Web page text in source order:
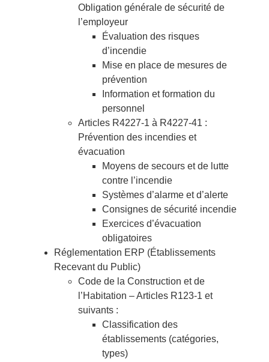
Obligation générale de sécurité de
l’employeur
Évaluation des risques
d’incendie
Mise en place de mesures de
prévention
Information et formation du
personnel
Articles R4227-1 à R4227-41 :
Prévention des incendies et
évacuation
Moyens de secours et de lutte
contre l’incendie
Systèmes d’alarme et d’alerte
Consignes de sécurité incendie
Exercices d’évacuation
obligatoires
Réglementation ERP (Établissements
Recevant du Public)
Code de la Construction et de
l’Habitation – Articles R123-1 et
suivants :
Classification des
établissements (catégories,
types)